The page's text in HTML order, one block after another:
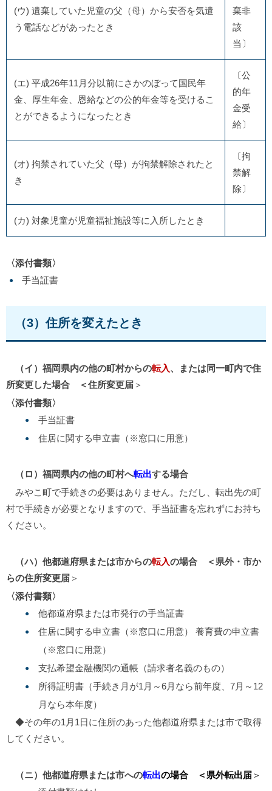
(ウ) 遺棄していた児童の父（母）から安否を気遣
う電話などがあったとき
棄非
該
当〕
(エ) 平成26年11月分以前にさかのぼって国民年
金、厚生年金、恩給などの公的年金等を受けるこ
とができるようになったとき
〔公
的年
金受
給〕
(オ) 拘禁されていた父（母）が拘禁解除されたと
き
〔拘
禁解
除〕
(カ) 対象児童が児童福祉施設等に入所したとき
〈添付書類〉
手当証書
（3）住所を変えたとき
（イ）福岡県内の他の町村からの転入、または同一町内で住
所変更した場合 ＜住所変更届＞
〈添付書類〉
手当証書
住居に関する申立書（※窓口に用意）
（ロ）福岡県内の他の町村へ転出する場合
みやこ町で手続きの必要はありません。ただし、転出先の町
村で手続きが必要となりますので、手当証書を忘れずにお持ち
ください。
（ハ）他都道府県または市からの転入の場合 ＜県外・市か
らの住所変更届＞
〈添付書類〉
他都道府県または市発行の手当証書
住居に関する申立書（※窓口に用意） 養育費の申立書
（※窓口に用意）
支払希望金融機関の通帳（請求者名義のもの）
所得証明書（手続き月が1月～6月なら前年度、7月～12
月なら本年度）
◆その年の1月1日に住所のあった他都道府県または市で取得
してください。
（ニ）他都道府県または市への転出の場合 ＜県外転出届＞